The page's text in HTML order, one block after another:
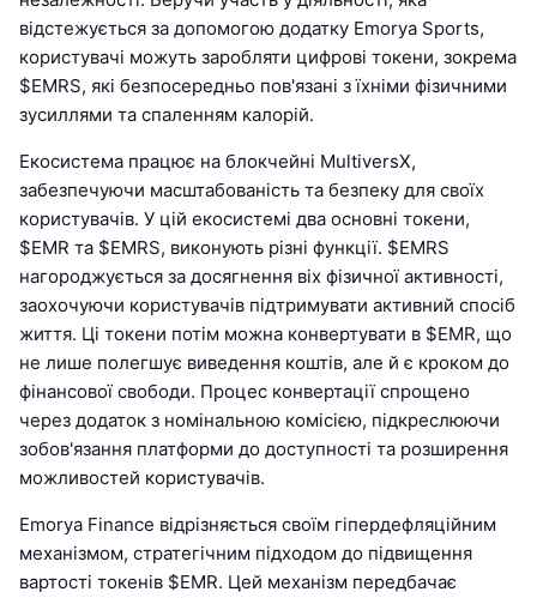
відстежується за допомогою додатку Emorya Sports,
користувачі можуть заробляти цифрові токени, зокрема
$EMRS, які безпосередньо пов'язані з їхніми фізичними
зусиллями та спаленням калорій.
Екосистема працює на блокчейні MultiversX,
забезпечуючи масштабованість та безпеку для своїх
користувачів. У цій екосистемі два основні токени,
$EMR та $EMRS, виконують різні функції. $EMRS
нагороджується за досягнення віх фізичної активності,
заохочуючи користувачів підтримувати активний спосіб
життя. Ці токени потім можна конвертувати в $EMR, що
не лише полегшує виведення коштів, але й є кроком до
фінансової свободи. Процес конвертації спрощено
через додаток з номінальною комісією, підкреслюючи
зобов'язання платформи до доступності та розширення
можливостей користувачів.
Emorya Finance відрізняється своїм гіпердефляційним
механізмом, стратегічним підходом до підвищення
вартості токенів $EMR. Цей механізм передбачає